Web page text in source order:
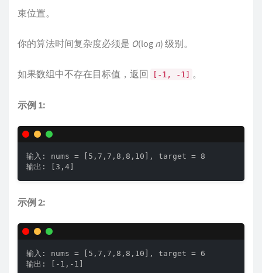
束位置。
你的算法时间复杂度必须是 O(log n) 级别。
如果数组中不存在目标值，返回 [-1, -1] 。
示例 1:
输入: nums = [5,7,7,8,8,10], target = 8
输出: [3,4]
示例 2:
输入: nums = [5,7,7,8,8,10], target = 6
输出: [-1,-1]